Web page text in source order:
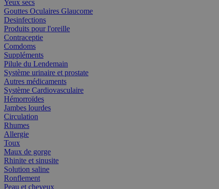
Yeux secs
Gouttes Oculaires Glaucome
Desinfections
Produits pour l'oreille
Contraceptie
Comdoms
Suppléments
Pilule du Lendemain
Système urinaire et prostate
Autres médicaments
Système Cardiovasculaire
Hémorroïdes
Jambes lourdes
Circulation
Rhumes
Allergie
Toux
Maux de gorge
Rhinite et sinusite
Solution saline
Ronflement
Peau et cheveux